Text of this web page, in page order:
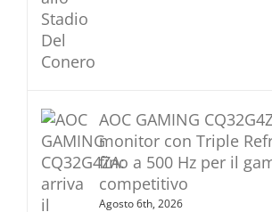
AOC GAMING
monitor con Triple
fino a 500 Hz per il
competitivo
Agosto 6th, 2026